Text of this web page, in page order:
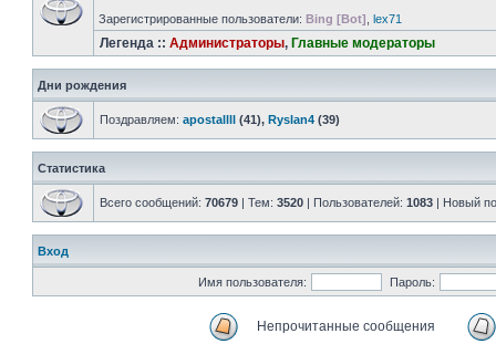
Зарегистрированные пользователи: Bing [Bot] lex71
Легенда :: Администраторы, Главные модераторы
Дни рождения
Поздравляем: apostallll (41), Ryslan4 (39)
Статистика
Всего сообщений: 70679 | Тем: 3520 | Пользователей: 1083 | Новый
Вход
Имя пользователя: Пароль:
Непрочитанные сообщения